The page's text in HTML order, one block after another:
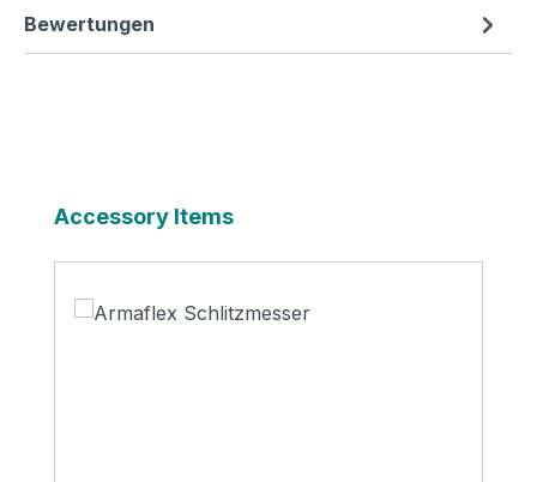
Bewertungen
Produktgalerie überspringen
Accessory Items